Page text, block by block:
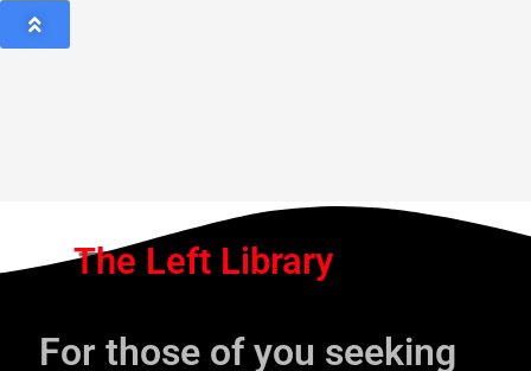
The Left Library
For those of you seeking